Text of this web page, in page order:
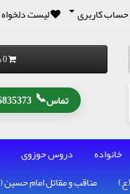
حساب کاربری لیست دلخواه
0 محصول - 0 تومان
تماس📞
خانواده دروس حوزوی
مناقب و مقاتل امام